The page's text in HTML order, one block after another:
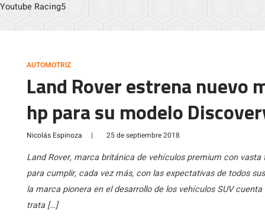
Youtube Racing5
AUTOMOTRIZ
Land Rover estrena nuevo
hp para su modelo
Nicolás Espinoza | 25 de septiembre 2018
Land Rover, marca británica de vehículos premium con
para cumplir, cada vez más, con las expectativas de todos
la marca pionera en el desarrollo de los vehículos SUV
trata […]